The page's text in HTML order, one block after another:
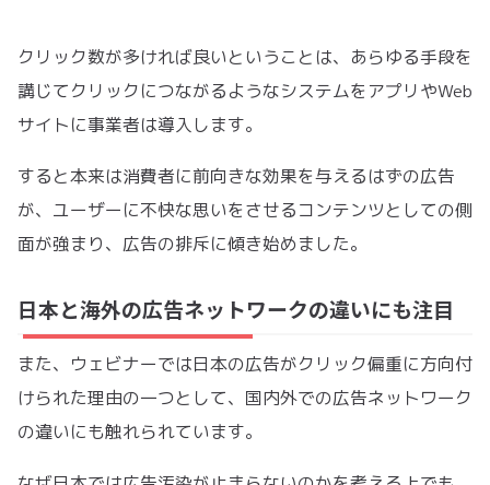
クリック数が多ければ良いということは、あらゆる手段を
講じてクリックにつながるようなシステムをアプリやWeb
サイトに事業者は導入します。
すると本来は消費者に前向きな効果を与えるはずの広告
が、ユーザーに不快な思いをさせるコンテンツとしての側
面が強まり、広告の排斥に傾き始めました。
日本と海外の広告ネットワークの違いにも注目
また、ウェビナーでは日本の広告がクリック偏重に方向付
けられた理由の一つとして、国内外での広告ネットワーク
の違いにも触れられています。